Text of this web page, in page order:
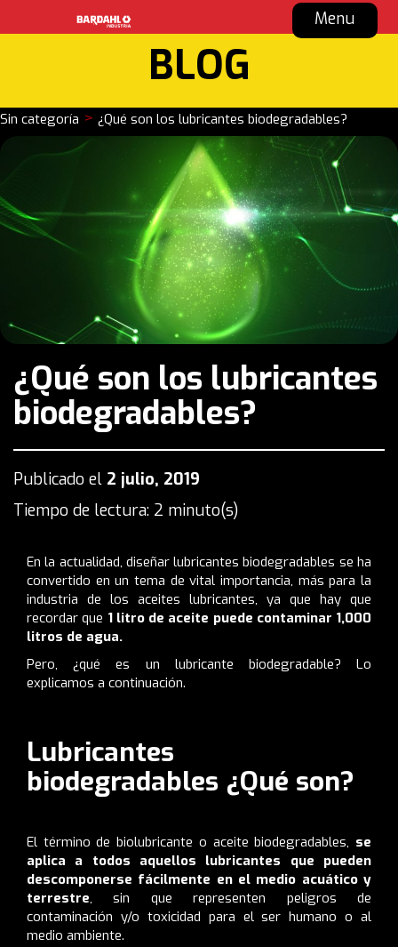
Menu
BLOG
Sin categoría > ¿Qué son los lubricantes biodegradables?
¿Qué son los lubricantes
biodegradables?
Publicado el 2 julio, 2019
Tiempo de lectura: 2 minuto(s)
En la actualidad, diseñar lubricantes biodegradables se ha
convertido en un tema de vital importancia, más para la
industria de los aceites lubricantes, ya que hay que
recordar que 1 litro de aceite puede contaminar 1,000
litros de agua.
Pero, ¿qué es un lubricante biodegradable? Lo
explicamos a continuación.
Lubricantes
biodegradables ¿Qué son?
El término de biolubricante o aceite biodegradables, se
aplica a todos aquellos lubricantes que pueden
descomponerse fácilmente en el medio acuático y
terrestre, sin que representen peligros de
contaminación y/o toxicidad para el ser humano o al
medio ambiente.